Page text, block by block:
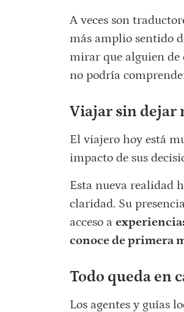
A veces son
más amplio sentido
mirar que alguien
no podría
Viajar sin dejar
El viajero hoy está
impacto de sus
Esta nueva realidad
claridad. Su
acceso a
conoce de primera
Todo queda en
Los agentes y guías